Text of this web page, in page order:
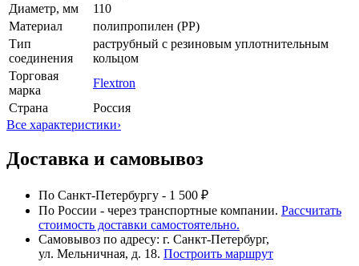
Диаметр, мм
110
Материал
полипропилен (PP)
Тип
соединения
раструбный с резиновым уплотнительным
кольцом
Торговая
марка
Flextron
Страна
Россия
Все характеристики›
Доставка и самовывоз
По Санкт-Петербургу - 1 500 ₽
По России - через транспортные компании. Рассчитать
стоимость доставки самостоятельно.
Самовывоз по адресу: г. Санкт-Петербург,
ул. Мельничная, д. 18. Построить маршрут